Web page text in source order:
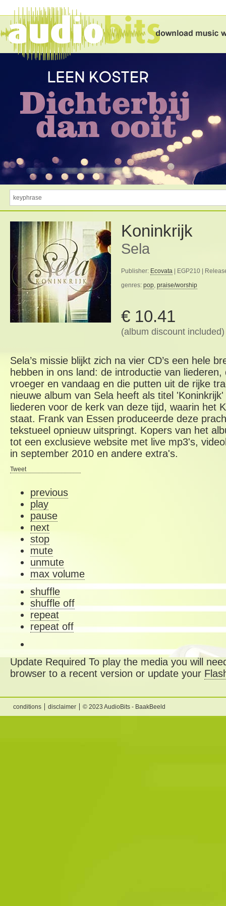
Koninkrijk
Sela
Publisher: Ecovata | EGP210 |
genres: pop, praise/worship
€ 10.41
(album discount included)
Sela’s missie blijkt zich na vier CD’s een hele
hebben in ons land: de introductie van
vroeger en vandaag en die putten uit de rijke
nieuwe album van Sela heeft als titel
liederen voor de kerk van deze tijd, waarin het
staat. Frank van Essen produceerde deze
tekstueel opnieuw uitspringt. Kopers van het
tot een exclusieve website met live mp3's,
in september 2010 en andere extra's.
Tweet
previous
play
pause
next
stop
mute
unmute
max volume
shuffle
shuffle off
repeat
repeat off
Update Required To play the media you will
browser to a recent version or update your
conditions disclaimer © 2023 AudioBits - BaakBeeld